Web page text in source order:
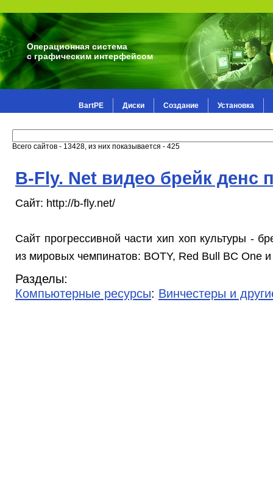
Операционная система
с графическим интерфейсом
BartPE Диски Создание Установка
Всего сайтов - 13428, из них показывается - 425
B-Fly. Net видео брейк денс
Сайт: http://b-fly.net/
Сайт прогрессивной части хип хоп культуры -
из мировых чемпинатов: BOTY, Red Bull BC One
Разделы:
Компьютерные ресурсы: Винчестеры и